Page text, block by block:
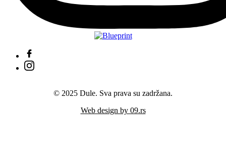
© 2025 Dule. Sva prava su zadržana.
Web design by 09.rs